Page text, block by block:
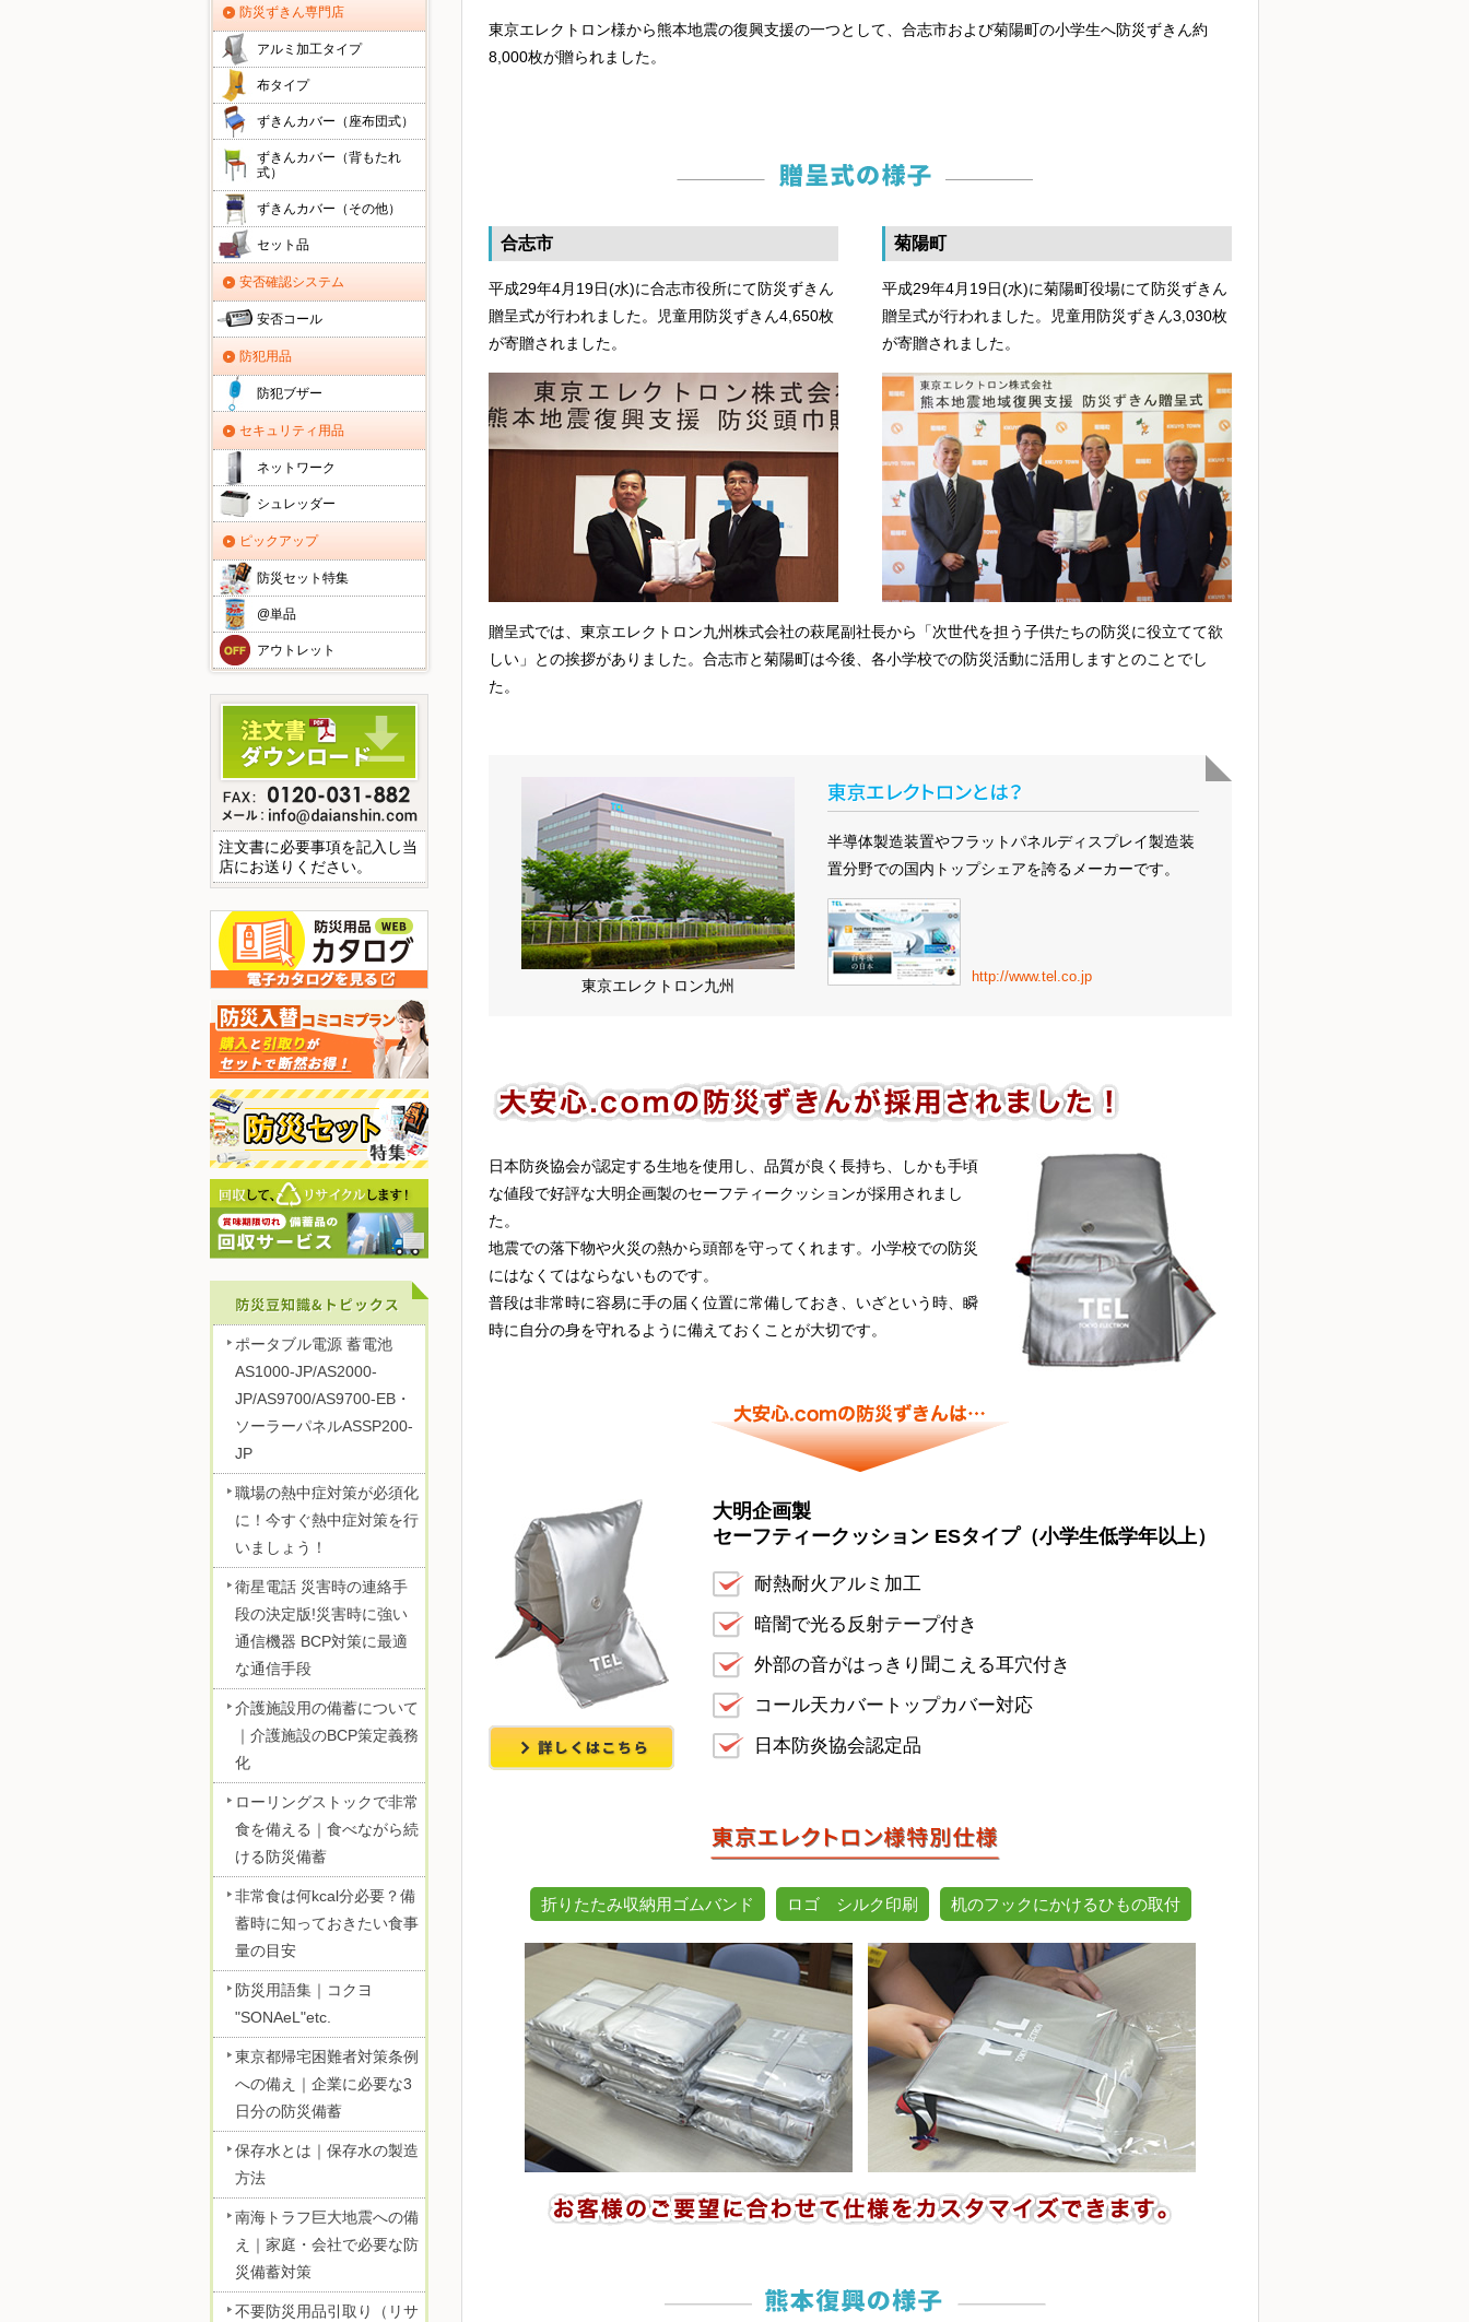
東京エレクトロン様から熊本地震の復興支援の一つとして、合志市および菊陽町の小学生へ防災ずきん約
8,000枚が贈られました。
合志市
平成29年4月19日(水)に合志市役所にて防災ずきん
贈呈式が行われました。児童用防災ずきん4,650枚
が寄贈されました。
菊陽町
平成29年4月19日(水)に菊陽町役場にて防災ずきん
贈呈式が行われました。児童用防災ずきん3,030枚
が寄贈されました。
贈呈式では、東京エレクトロン九州株式会社の萩尾副社長から「次世代を担う子供たちの防災に役立てて欲
しい」との挨拶がありました。合志市と菊陽町は今後、各小学校での防災活動に活用しますとのことでし
た。
東京エレクトロン九州
半導体製造装置やフラットパネルディスプレイ製造装
置分野での国内トップシェアを誇るメーカーです。
http://www.tel.co.jp
日本防炎協会が認定する生地を使用し、品質が良く長持ち、しかも手頃
な値段で好評な大明企画製のセーフティークッションが採用されまし
た。
地震での落下物や火災の熱から頭部を守ってくれます。小学校での防災
にはなくてはならないものです。
普段は非常時に容易に手の届く位置に常備しておき、いざという時、瞬
時に自分の身を守れるように備えておくことが大切です。
大明企画製
セーフティークッション ESタイプ（小学生低学年以上）
耐熱耐火アルミ加工
暗闇で光る反射テープ付き
外部の音がはっきり聞こえる耳穴付き
コール天カバートップカバー対応
日本防炎協会認定品
折りたたみ収納用ゴムバンド ロゴ シルク印刷 机のフックにかけるひもの取付
防災ずきん専門店
アルミ加工タイプ
布タイプ
ずきんカバー（座布団式）
ずきんカバー（背もたれ
式）
ずきんカバー（その他）
セット品
安否確認システム
安否コール
防犯用品
防犯ブザー
セキュリティ用品
ネットワーク
シュレッダー
ピックアップ
防災セット特集
@単品
アウトレット
注文書に必要事項を記入し当
店にお送りください。
ポータブル電源 蓄電池
AS1000-JP/AS2000-
JP/AS9700/AS9700-EB・
ソーラーパネルASSP200-
JP
職場の熱中症対策が必須化
に！今すぐ熱中症対策を行
いましょう！
衛星電話 災害時の連絡手
段の決定版!災害時に強い
通信機器 BCP対策に最適
な通信手段
介護施設用の備蓄について
｜介護施設のBCP策定義務
化
ローリングストックで非常
食を備える｜食べながら続
ける防災備蓄
非常食は何kcal分必要？備
蓄時に知っておきたい食事
量の目安
防災用語集｜コクヨ
"SONAeL"etc.
東京都帰宅困難者対策条例
への備え｜企業に必要な3
日分の防災備蓄
保存水とは｜保存水の製造
方法
南海トラフ巨大地震への備
え｜家庭・会社で必要な防
災備蓄対策
不要防災用品引取り（リサ